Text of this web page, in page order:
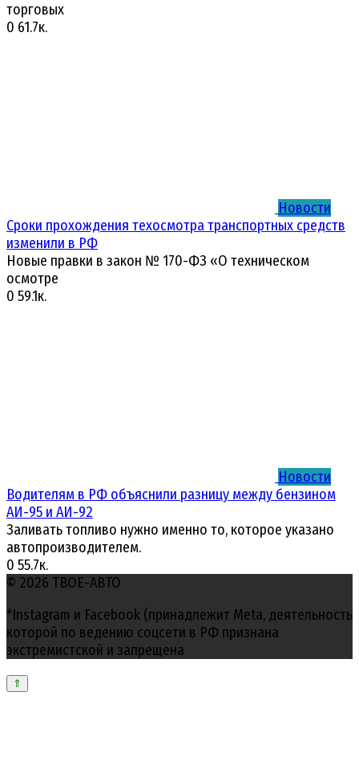
торговых
0 61.7к.
Новости
Сроки прохождения техосмотра транспортных средств
изменили в РФ
Новые правки в закон № 170-ФЗ «О техническом
осмотре
0 59.1к.
Новости
Водителям в РФ объяснили разницу между бензином
АИ-95 и АИ-92
Заливать топливо нужно именно то, которое указано
автопроизводителем.
0 55.7к.
© 2026 ТВОЕ-АВТО
*Instagram и Facebook (принадлежит Meta, деятельность
которой по ведению соцсети в РФ признана
экстремистской и запрещена